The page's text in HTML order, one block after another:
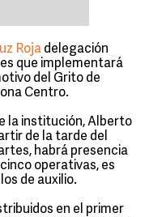
Roja delegación
que implementará
del Grito de
Centro.
la institución, Alberto
de la tarde del
habrá presencia
operativas, es
de auxilio.
en el primer